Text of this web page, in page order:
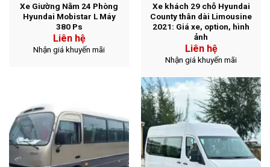
Xe Giường Nằm 24 Phòng
Hyundai Mobistar L Máy
380 Ps
Liên hệ
Nhận giá khuyến mãi
Xe khách 29 chỗ Hyundai
County thân dài Limousine
2021: Giá xe, option, hình
ảnh
Liên hệ
Nhận giá khuyến mãi